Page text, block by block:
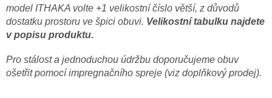
model ITHAKA volte +1 velikostní číslo větší, z důvodů
dostatku prostoru ve špici obuvi. Velikostní tabulku najdete
v popisu produktu.
Pro stálost a jednoduchou údržbu doporučujeme obuv
ošetřit pomocí impregnačního spreje (viz doplňkový prodej).